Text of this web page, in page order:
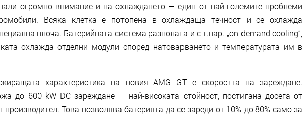
огромно внимание и на охлаждането — един от най-големите проблеми
Всяка клетка е потопена в охлаждаща течност и се охлажда
плоча. Батерийната система разполага и с т.нар. „on-demand cooling“,
охлажда отделни модули според натоварването и температурата им в
характеристика на новия AMG GT е скоростта на зареждане.
до 600 kW DC зареждане — най-високата стойност, постигана досега от
Това позволява батерията да се зареди от 10% до 80% само за